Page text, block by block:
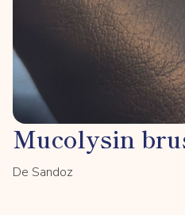
Mucolysin
De Sandoz